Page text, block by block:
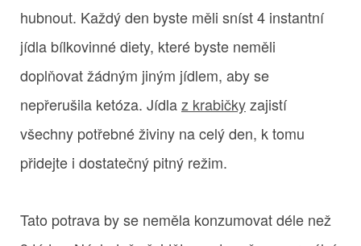
hubnout. Každý den byste měli sníst 4 instantní
jídla bílkovinné diety, které byste neměli
doplňovat žádným jiným jídlem, aby se
nepřerušila ketóza. Jídlaz krabičkyzajistí
všechny potřebné živiny na celý den, k tomu
přidejte i dostatečný pitný režim.
Tato potrava by se neměla konzumovat déle než